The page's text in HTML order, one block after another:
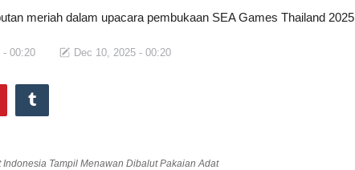
meriah dalam upacara pembukaan SEA Games Thailand 2025
- 00:20 Dec 10, 2025 - 00:20
Tampil Menawan Dibalut Pakaian Adat